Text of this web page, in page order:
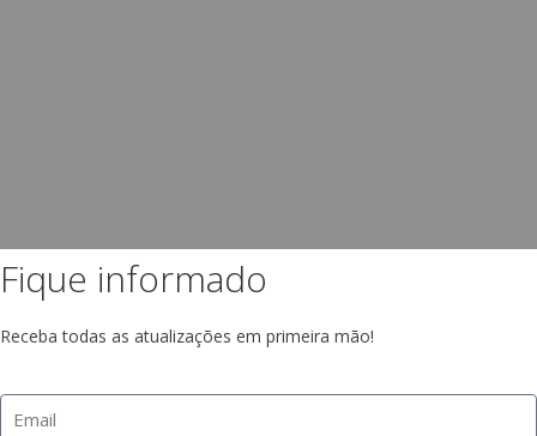
Fique informado
Receba todas as atualizações em primeira mão!